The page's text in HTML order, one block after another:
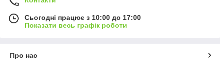
Сьогодні працює з 10:00 до 17:00
Показати весь графік роботи
Про нас